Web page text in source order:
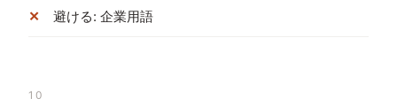
避ける: 企業用語
10